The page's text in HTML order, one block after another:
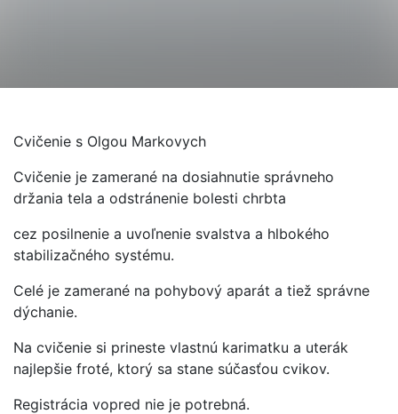
Cvičenie s Olgou Markovych
Cvičenie je zamerané na dosiahnutie správneho
držania tela a odstránenie bolesti chrbta
cez posilnenie a uvoľnenie svalstva a hlbokého
stabilizačného systému.
Celé je zamerané na pohybový aparát a tiež správne
dýchanie.
Na cvičenie si prineste vlastnú karimatku a uterák
najlepšie froté, ktorý sa stane súčasťou cvikov.
Registrácia vopred nie je potrebná.